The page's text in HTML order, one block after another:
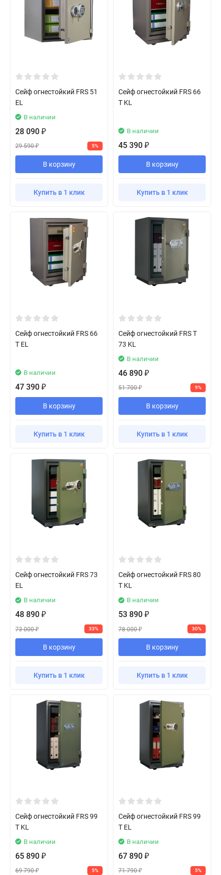
Сейф огнестойкий FRS 51
EL
В наличии
28 090 ₽
29 590₽ 5%
В корзину
Купить в 1 клик
Сейф огнестойкий FRS 66
T KL
В наличии
45 390 ₽
В корзину
Купить в 1 клик
Сейф огнестойкий FRS 66
T EL
В наличии
47 390 ₽
В корзину
Купить в 1 клик
Сейф огнестойкий FRS T
73 KL
В наличии
46 890 ₽
51 700₽ 9%
В корзину
Купить в 1 клик
Сейф огнестойкий FRS 73
EL
В наличии
48 890 ₽
73 000₽ 33%
В корзину
Купить в 1 клик
Сейф огнестойкий FRS 80
T KL
В наличии
53 890 ₽
78 000₽ 30%
В корзину
Купить в 1 клик
Сейф огнестойкий FRS 99
T KL
В наличии
65 890 ₽
69 790₽ 5%
Сейф огнестойкий FRS 99
T EL
В наличии
67 890 ₽
71 790₽ 5%